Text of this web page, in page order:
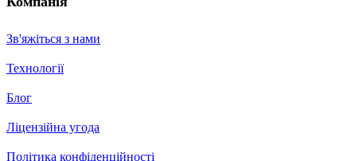
Зв'яжіться з нами
Технології
Блог
Ліцензійна угода
Політика конфіденційності